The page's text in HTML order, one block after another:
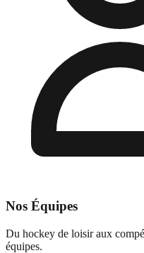
Nos Équipes
Du hockey de loisir aux
équipes.